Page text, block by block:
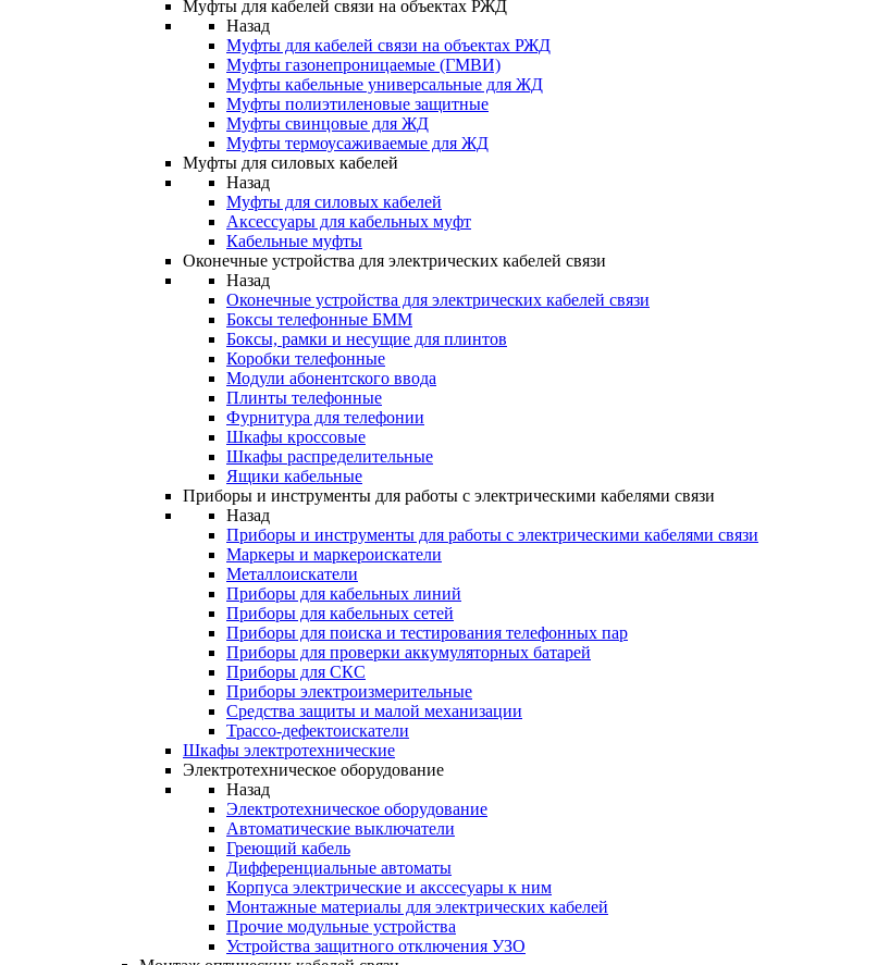
Муфты для кабелей связи на объектах РЖД
Назад
Муфты для кабелей связи на объектах РЖД
Муфты газонепроницаемые (ГМВИ)
Муфты кабельные универсальные для ЖД
Муфты полиэтиленовые защитные
Муфты свинцовые для ЖД
Муфты термоусаживаемые для ЖД
Муфты для силовых кабелей
Назад
Муфты для силовых кабелей
Аксессуары для кабельных муфт
Кабельные муфты
Оконечные устройства для электрических кабелей связи
Назад
Оконечные устройства для электрических кабелей связи
Боксы телефонные БММ
Боксы, рамки и несущие для плинтов
Коробки телефонные
Модули абонентского ввода
Плинты телефонные
Фурнитура для телефонии
Шкафы кроссовые
Шкафы распределительные
Ящики кабельные
Приборы и инструменты для работы с электрическими кабелями связи
Назад
Приборы и инструменты для работы с электрическими кабелями связи
Маркеры и маркероискатели
Металлоискатели
Приборы для кабельных линий
Приборы для кабельных сетей
Приборы для поиска и тестирования телефонных пар
Приборы для проверки аккумуляторных батарей
Приборы для СКС
Приборы электроизмерительные
Средства защиты и малой механизации
Трассо-дефектоискатели
Шкафы электротехнические
Электротехническое оборудование
Назад
Электротехническое оборудование
Автоматические выключатели
Греющий кабель
Дифференциальные автоматы
Корпуса электрические и акссесуары к ним
Монтажные материалы для электрических кабелей
Прочие модульные устройства
Устройства защитного отключения УЗО